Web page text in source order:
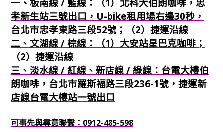
一、板南線 / 藍線：（1）北科大伯朗咖啡，忠
孝新生站三號出口，U-bike租用場右邊30秒，
台北市忠孝東路三段52號；（2）捷運沿線
二、文湖線 / 棕線：（1）大安站星巴克咖啡；
（2）捷運沿線
三、淡水線 / 紅線、新店線 / 綠線：台電大樓伯
朗咖啡，台北市羅斯福路三段236-1號，捷運新
店線台電大樓站一號出口
可事先與尋意聯繫：0912-485-598